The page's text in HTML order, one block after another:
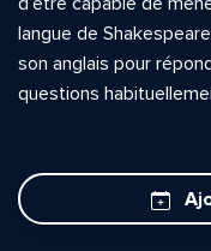
langue de Shakespeare
son anglais pour
questions